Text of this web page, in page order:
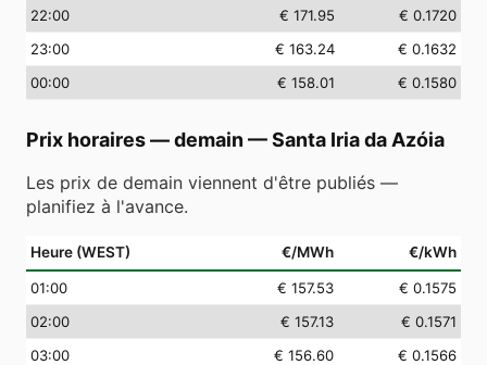
22:00 € 171.95
€ 0.1720
23:00 € 163.24
€ 0.1632
00:00 € 158.01 € 0.1580
Prix horaires — demain —Santa Iria da Azóia
Les prix de demain viennent d'être publiés —
planifiez à l'avance.
Heure (WEST) €/MWh €/kWh
01:00 € 157.53
€ 0.1575
02:00 € 157.13
€ 0.1571
03:00 € 156.60
€ 0.1566